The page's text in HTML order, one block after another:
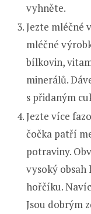
vyhněte.
Jezte mléčné
mléčné
bílkovin,
minerálů.
s přidaným
Jezte více
čočka patří
potraviny.
vysoký obsah
hořčíku.
Jsou dobrým